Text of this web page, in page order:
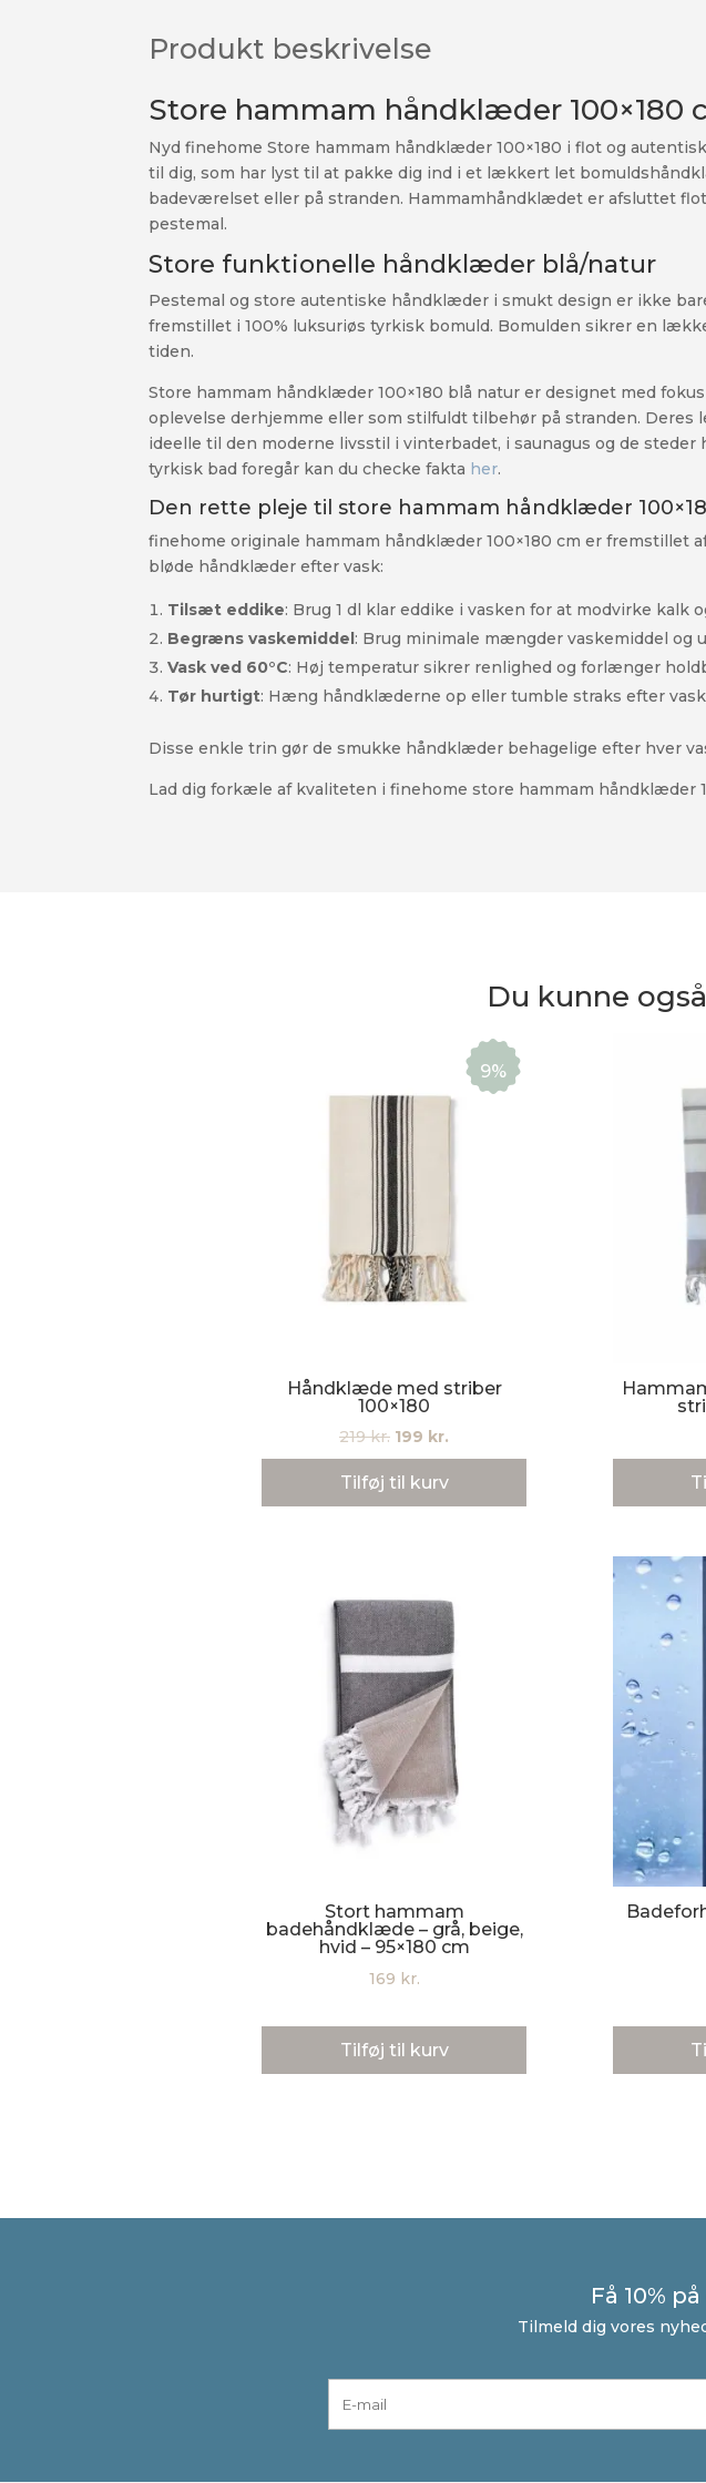
Produkt beskrivelse
Store hammam håndklæder 100×180
Nyd finehome Store hammam håndklæder 100×180 i flot og
til dig, som har lyst til at pakke dig ind i et lækkert let
badeværelset eller på stranden. Hammamhåndklædet er afsluttet
pestemal.
Store funktionelle håndklæder blå/natur
Pestemal og store autentiske håndklæder i smukt design er ikke
fremstillet i 100% luksuriøs tyrkisk bomuld. Bomulden sikrer en
tiden.
Store hammam håndklæder 100×180 blå natur er designet med
oplevelse derhjemme eller som stilfuldt tilbehør på stranden.
ideelle til den moderne livsstil i vinterbadet, i saunagus og de
tyrkisk bad foregår kan du checke fakta her.
Den rette pleje til store hammam håndklæder
finehome originale hammam håndklæder 100×180 cm er
bløde håndklæder efter vask:
Tilsæt eddike: Brug 1 dl klar eddike i vasken for at modvirke kalk
Begræns vaskemiddel: Brug minimale mængder vaskemiddel og
Vask ved 60°C: Høj temperatur sikrer renlighed og forlænger
Tør hurtigt: Hæng håndklæderne op eller tumble straks efter
Disse enkle trin gør de smukke håndklæder behagelige efter hver
Lad dig forkæle af kvaliteten i finehome store hammam håndklæder
Du kunne
9%
Håndklæde med striber
100×180
219kr. Den
oprindelige
pris
199 kr.
aktuelle
Tilføj til kurv
Stort hammam
badehåndklæde – grå, beige,
hvid – 95×180 cm
169 kr.
Tilføj til kurv
Få 10%
Tilmeld dig vores